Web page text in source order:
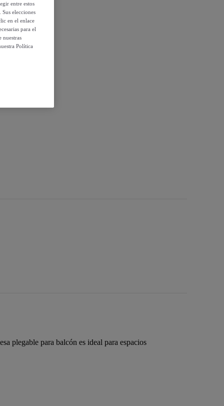
plegable para balcón es ideal para espacios
entre estos
elecciones
en el enlace
para el
nuestras
Política